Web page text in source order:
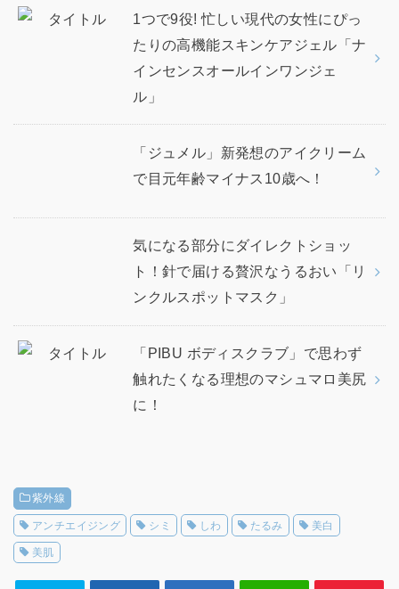
1つで9役! 忙しい現代の女性にぴっ
たりの高機能スキンケアジェル「ナ
インセンスオールインワンジェ
ル」
「ジュメル」新発想のアイクリーム
で目元年齢マイナス10歳へ！
気になる部分にダイレクトショッ
ト！針で届ける贅沢なうるおい「リ
ンクルスポットマスク」
「PIBU ボディスクラブ」で思わず
触れたくなる理想のマシュマロ美尻
に！
紫外線
アンチエイジング シミ しわ たるみ 美白
美肌